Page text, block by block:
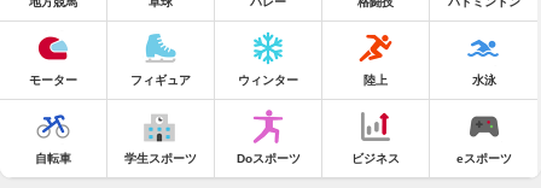
モーター フィギュア ウィンター 陸上 水泳
自転車 学生スポーツ Doスポーツ ビジネス eスポーツ